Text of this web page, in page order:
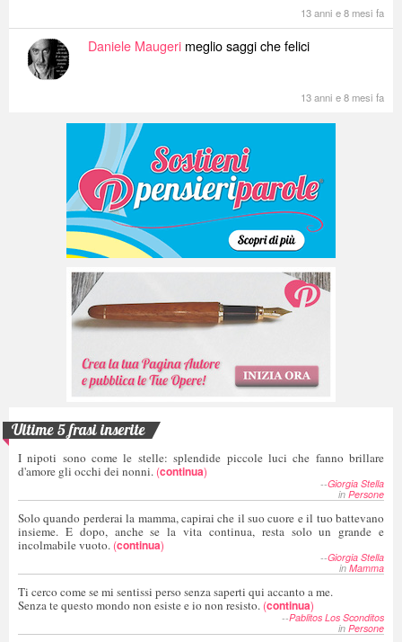
13 anni e 8 mesi fa
Daniele Maugeri meglio saggi che felici
13 anni e 8 mesi fa
Ultime 5 frasi inserite
I nipoti sono come le stelle: splendide piccole luci che fanno brillare
d'amore gli occhi dei nonni. (continua)
--Giorgia Stella
inPersone
Solo quando perderai la mamma, capirai che il suo cuore e il tuo battevano
insieme. E dopo, anche se la vita continua, resta solo un grande e
incolmabile vuoto. (continua)
--Giorgia Stella
inMamma
Ti cerco come se mi sentissi perso senza saperti qui accanto a me.
Senza te questo mondo non esiste e io non resisto. (continua)
--Pablitos Los Sconditos
in Persone